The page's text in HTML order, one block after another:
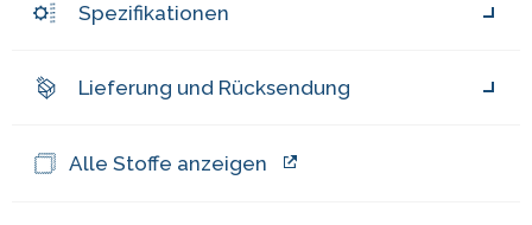
Spezifikationen
Lieferung und Rücksendung
Alle Stoffe anzeigen